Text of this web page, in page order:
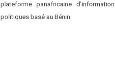
plateforme panafricaine
politiques basé au Bénin